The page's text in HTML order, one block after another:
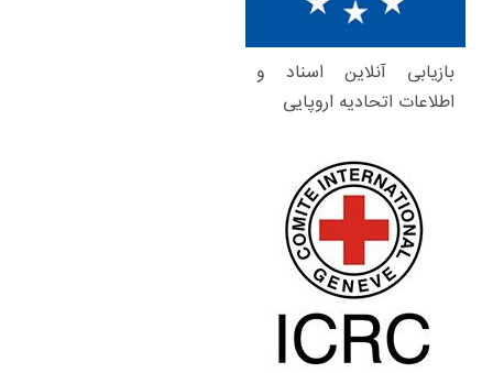
بازیابی آنلاین اسناد و
اطلاعات اتحادیه اروپایی